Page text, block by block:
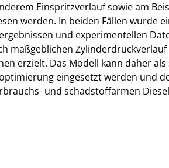
Einspritzverlauf sowie am
werden. In beiden Fällen wurde
und experimentellen
maßgeblichen Zylinderdruckverlauf
erzielt. Das Modell kann daher
eingesetzt werden und
und schadstoffarmen